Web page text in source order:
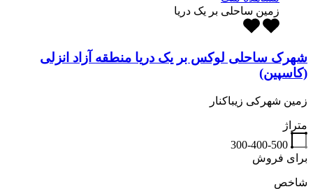
زمین ساحلی بر یک دریا
شهرک ساحلی لوکس بر یک دریا منطقه آزاد انزلی
(کاسپین)
زمین شهرکی زیباکنار
متراژ
300-400-500
برای فروش
شاخص